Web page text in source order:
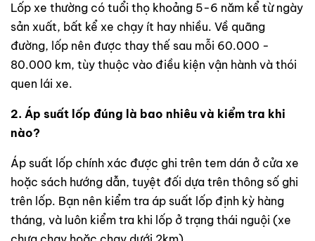
Lốp xe thường có tuổi thọ khoảng 5-6 năm kể từ ngày
sản xuất, bất kể xe chạy ít hay nhiều. Về quãng
đường, lốp nên được thay thế sau mỗi 60.000 -
80.000 km, tùy thuộc vào điều kiện vận hành và thói
quen lái xe.
2. Áp suất lốp đúng là bao nhiêu và kiểm tra khi
nào?
Áp suất lốp chính xác được ghi trên tem dán ở cửa xe
hoặc sách hướng dẫn, tuyệt đối dựa trên thông số ghi
trên lốp. Bạn nên kiểm tra áp suất lốp định kỳ hàng
tháng, và luôn kiểm tra khi lốp ở trạng thái nguội (xe